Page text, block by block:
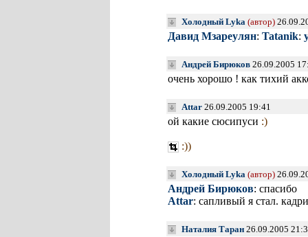
Холодный Lyka (автор)
Давид Мзареулян: Tatanik:
Андрей Бирюков 26.09.2005
очень хорошо ! как тихий
Attar 26.09.2005 19:41
ой какие сюсипуси :)
:))
Холодный Lyka (автор)
Андрей Бирюков: спасибо
Attar: сапливый я стал.
Наталия Таран 26.09.2005